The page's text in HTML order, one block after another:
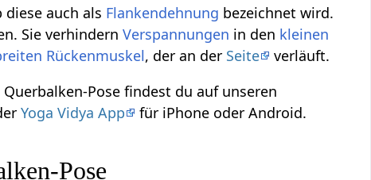
diese auch als Flankendehnung bezeichnet wird.
Sie verhindernVerspannungen in den kleinen
Rückenmuskel, der an der Seite
verläuft.
Querbalken-Pose findest du auf unseren
Yoga Vidya App für iPhone oder Android.
Pose